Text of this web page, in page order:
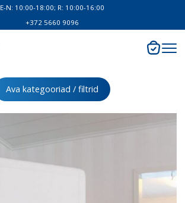
E-N: 10:00-18:00; R: 10:00-16:00
+372 5660 9096
Ava kategooriad / filtrid